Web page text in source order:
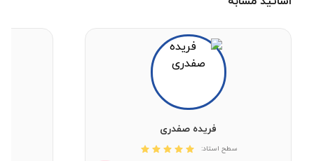
فریده صفدری
سطح استاد: